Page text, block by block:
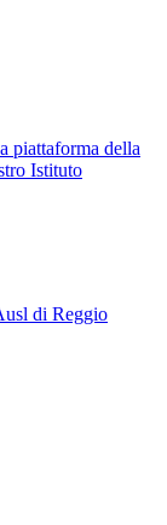
piattaforma della
Istituto
di Reggio